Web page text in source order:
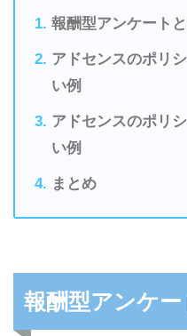
報酬型アンケート
アドセンスのポリ
い例
アドセンスのポリ
い例
まとめ
報酬型アンケ